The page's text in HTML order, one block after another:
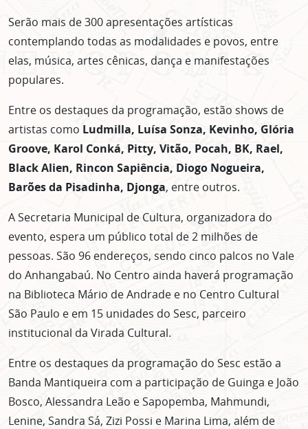
Serão mais de 300 apresentações artísticas
contemplando todas as modalidades e povos, entre
elas, música, artes cênicas, dança e manifestações
populares.
Entre os destaques da programação, estão shows de
artistas como Ludmilla, Luísa Sonza, Kevinho, Glória
Groove, Karol Conká, Pitty, Vitão, Pocah, BK, Rael,
Black Alien, Rincon Sapiência, Diogo Nogueira,
Barões da Pisadinha, Djonga, entre outros.
A Secretaria Municipal de Cultura, organizadora do
evento, espera um público total de 2 milhões de
pessoas. São 96 endereços, sendo cinco palcos no Vale
do Anhangabaú. No Centro ainda haverá programação
na Biblioteca Mário de Andrade e no Centro Cultural
São Paulo e em 15 unidades do Sesc, parceiro
institucional da Virada Cultural.
Entre os destaques da programação do Sesc estão a
Banda Mantiqueira com a participação de Guinga e João
Bosco, Alessandra Leão e Sapopemba, Mahmundi,
Lenine, Sandra Sá, Zizi Possi e Marina Lima, além de